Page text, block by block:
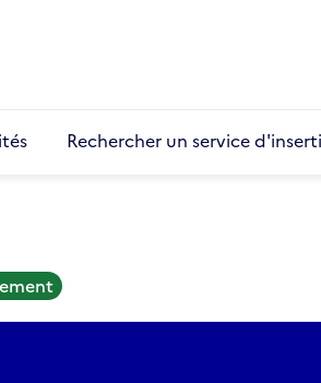
Rechercher un service